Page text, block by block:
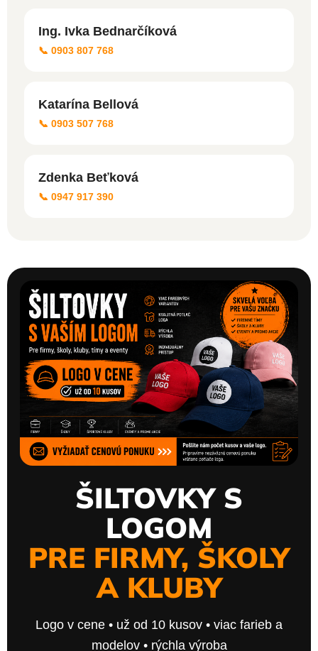
Ing. Ivka Bednarčíková
📞 0903 807 768
Katarína Bellová
📞 0903 507 768
Zdenka Beťková
📞 0947 917 390
ŠILTOVKY S
LOGOM
PRE FIRMY, ŠKOLY
A KLUBY
Logo v cene • už od 10 kusov • viac farieb a
modelov • rýchla výroba